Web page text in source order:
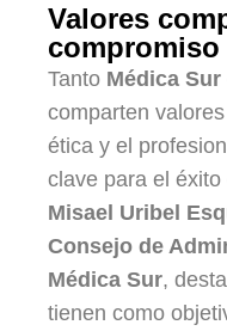
Valores
Tanto Médica Sur
comparten
ética y el
clave para el
Misael Uribel
Consejo de
Médica Sur,
tienen como